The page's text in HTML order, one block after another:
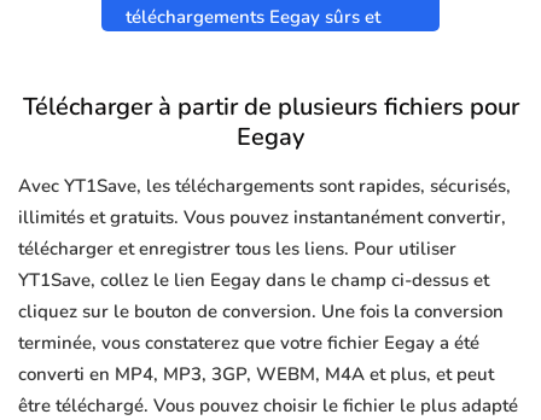
téléchargements Eegay sûrs et
Télécharger à partir de plusieurs fichiers pour
Eegay
Avec YT1Save, les téléchargements sont rapides, sécurisés,
illimités et gratuits. Vous pouvez instantanément convertir,
télécharger et enregistrer tous les liens. Pour utiliser
YT1Save, collez le lien Eegay dans le champ ci-dessus et
cliquez sur le bouton de conversion. Une fois la conversion
terminée, vous constaterez que votre fichier Eegay a été
converti en MP4, MP3, 3GP, WEBM, M4A et plus, et peut
être téléchargé. Vous pouvez choisir le fichier le plus adapté